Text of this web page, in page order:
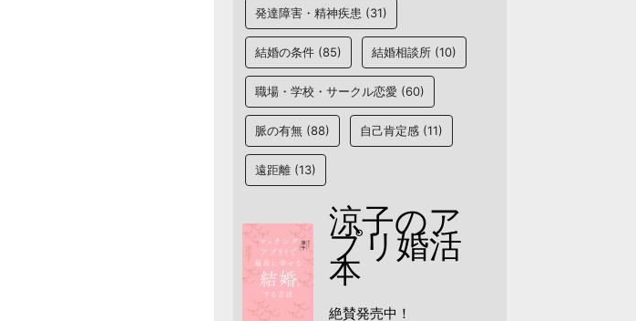
発達障害・精神疾患 (31)
結婚の条件 (85) 結婚相談所 (10)
職場・学校・サークル恋愛 (60)
脈の有無 (88) 自己肯定感 (11)
遠距離 (13)
涼子のア
プリ婚活
本
絶賛発売中！